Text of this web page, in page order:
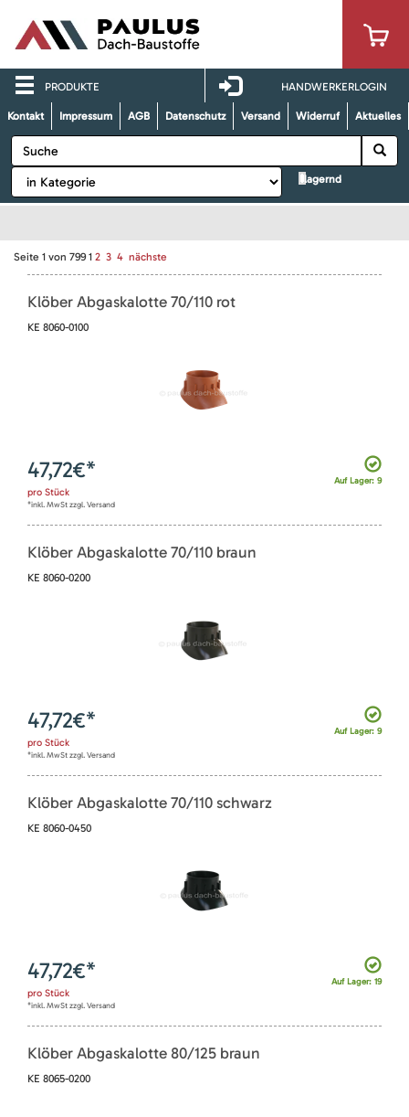
PRODUKTE HANDWERKERLOGIN
Kontakt Impressum AGB Datenschutz Versand Widerruf Aktuelles
lagernd
Seite 1 von 799 1 2 3 4 nächste
Klöber Abgaskalotte 70/110 rot
KE 8060-0100
Auf Lager: 9
47,72€*
pro Stück
*inkl. MwSt zzgl. Versand
Klöber Abgaskalotte 70/110 braun
KE 8060-0200
Auf Lager: 9
47,72€*
pro Stück
*inkl. MwSt zzgl. Versand
Klöber Abgaskalotte 70/110 schwarz
KE 8060-0450
Auf Lager: 19
47,72€*
pro Stück
*inkl. MwSt zzgl. Versand
Klöber Abgaskalotte 80/125 braun
KE 8065-0200